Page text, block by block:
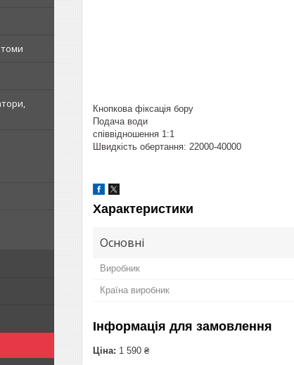
Кнопкова фіксація бору
Подача води
співвідношення 1:1
Швидкість обертання: 22000-40000
Характеристики
Основні
Виробник
Країна виробник
Інформація для замовлення
Ціна: 1 590 ₴